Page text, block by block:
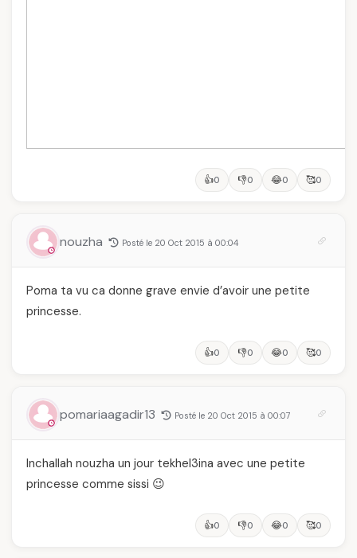
👍0 👎0 😂0 🥰0
nouzha Posté le 20 Oct 2015 à 00:04
Poma ta vu ca donne grave envie d’avoir une petite
princesse.
👍0 👎0 😂0 🥰0
pomariaagadir13 Posté le 20 Oct 2015 à 00:07
Inchallah nouzha un jour tekhel3ina avec une petite
princesse comme sissi 😉
👍0 👎0 😂0 🥰0